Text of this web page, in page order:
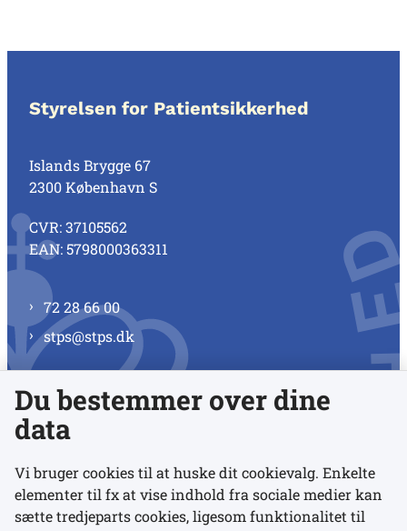
Styrelsen for Patientsikkerhed
Islands Brygge 67
2300 København S
CVR: 37105562
EAN: 5798000363311
72 28 66 00
stps@stps.dk
Se alle kontaktnumre
Links
Du bestemmer over dine
data
Vi bruger cookies til at huske dit cookievalg. Enkelte
elementer til fx at vise indhold fra sociale medier kan
sætte tredjeparts cookies, ligesom funktionalitet til